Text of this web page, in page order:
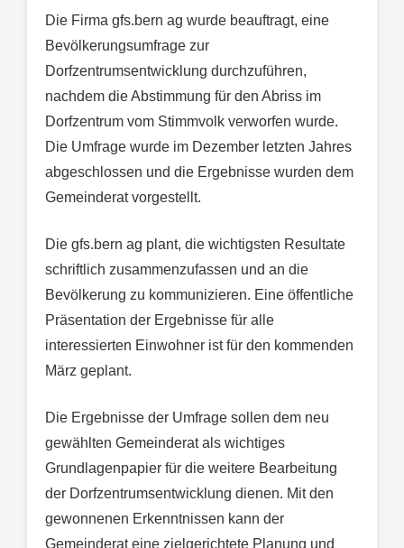
Die Firma gfs.bern ag wurde beauftragt, eine
Bevölkerungsumfrage zur
Dorfzentrumsentwicklung durchzuführen,
nachdem die Abstimmung für den Abriss im
Dorfzentrum vom Stimmvolk verworfen wurde.
Die Umfrage wurde im Dezember letzten Jahres
abgeschlossen und die Ergebnisse wurden dem
Gemeinderat vorgestellt.
Die gfs.bern ag plant, die wichtigsten Resultate
schriftlich zusammenzufassen und an die
Bevölkerung zu kommunizieren. Eine öffentliche
Präsentation der Ergebnisse für alle
interessierten Einwohner ist für den kommenden
März geplant.
Die Ergebnisse der Umfrage sollen dem neu
gewählten Gemeinderat als wichtiges
Grundlagenpapier für die weitere Bearbeitung
der Dorfzentrumsentwicklung dienen. Mit den
gewonnenen Erkenntnissen kann der
Gemeinderat eine zielgerichtete Planung und